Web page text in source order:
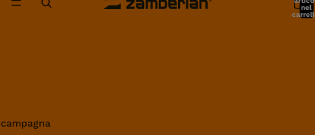
nel